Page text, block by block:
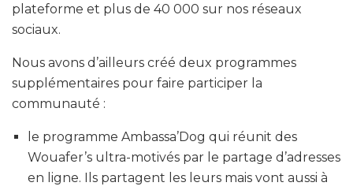
plateforme et plus de 40 000 sur nos réseaux
sociaux.
Nous avons d’ailleurs créé deux programmes
supplémentaires pour faire participer la
communauté :
le programme Ambassa’Dog qui réunit des
Wouafer’s ultra-motivés par le partage d’adresses
en ligne. Ils partagent les leurs mais vont aussi à